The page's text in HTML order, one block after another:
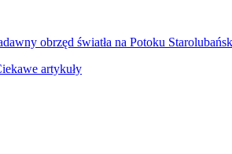
obrzęd światła na Potoku
artykuły